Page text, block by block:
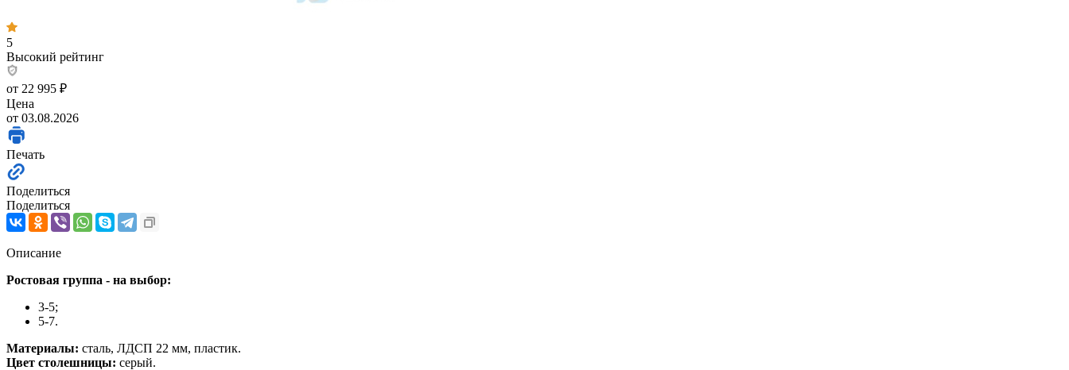
5
Высокий рейтинг
от 22 995 ₽
Цена
от 03.08.2026
Печать
Поделиться
Поделиться
Описание
Ростовая группа - на выбор:
3-5;
5-7.
Материалы: сталь, ЛДСП 22 мм, пластик.
Цвет столешницы: серый.